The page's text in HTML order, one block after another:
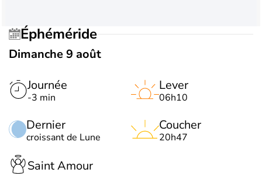
Éphéméride
Dimanche 9 août
Journée
-3 min
Dernier
croissant de Lune
Lever
06h10
Coucher
20h47
Saint Amour